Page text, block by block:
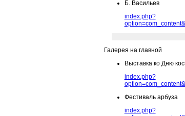
Б. Васильев
index.php?
Галерея на главной
Выставка ко Дню
index.php?
Фестиваль арбуза
index.php?